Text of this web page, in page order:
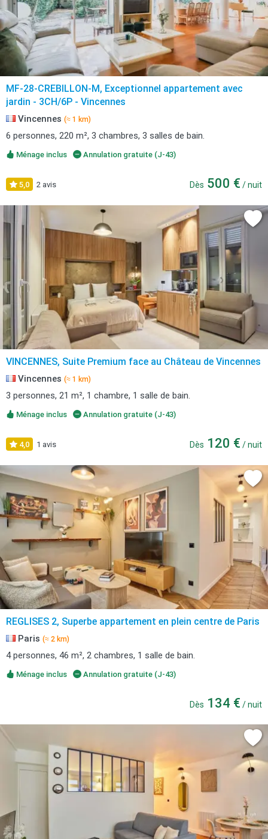
MF-28-CREBILLON-M, Exceptionnel appartement avec
jardin - 3CH/6P - Vincennes
Vincennes (≈ 1 km)
6 personnes, 220 m², 3 chambres, 3 salles de bain.
Ménage inclus Annulation gratuite (J-43)
5,0 2 avis Dès 500 € / nuit
VINCENNES, Suite Premium face au Château de Vincennes
Vincennes (≈ 1 km)
3 personnes, 21 m², 1 chambre, 1 salle de bain.
Ménage inclus Annulation gratuite (J-43)
4,0 1 avis Dès 120 € / nuit
REGLISES 2, Superbe appartement en plein centre de Paris
Paris (≈ 2 km)
4 personnes, 46 m², 2 chambres, 1 salle de bain.
Ménage inclus Annulation gratuite (J-43)
Dès 134 € / nuit